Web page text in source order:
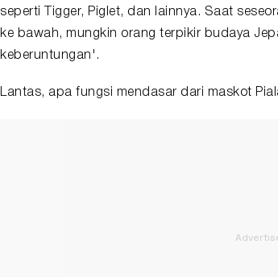
seperti Tigger, Piglet, dan lainnya. Saat
ke bawah, mungkin orang terpikir budaya
keberuntungan'.
Lantas, apa fungsi mendasar dari maskot